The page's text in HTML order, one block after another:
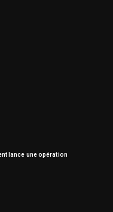
lance une opération